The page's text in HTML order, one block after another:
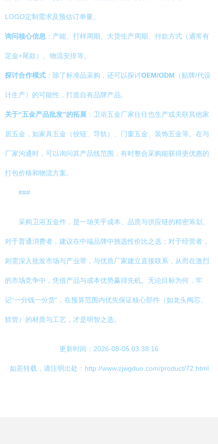
LOGO定制需求及预估订单量。
询问核心信息 ：产能、打样周期、大货生产周期、付款方式（通常有
定金+尾款）、物流安排等。
探讨合作模式 ：除了标准品采购，还可以探讨OEM/ODM （贴牌/代设
计生产）的可能性，打造自有品牌产品。
关于“五金产品批发”的拓展 ：卫浴五金厂家往往也生产或关联其他家
居五金，如家具五金（铰链、导轨）、门窗五金、装饰五金等。在与
厂家沟通时，可以询问其产品线范围，有时整合采购能获得更优惠的
打包价格和物流方案。
###
采购卫浴五金件，是一场关乎成本、品质与供应链的精密筹划。
对于普通消费者，建议在中端品牌中挑选性价比之选；对于经营者，
则需深入批发市场与产业带，与优质厂家建立直接联系，从而在激烈
的市场竞争中，凭借产品与成本优势赢得先机。无论目标为何，牢
记“一分钱一分货”，在预算范围内优先保证核心部件（如龙头阀芯、
软管）的材质与工艺，才是明智之选。
更新时间：2026-08-05 03:38:16
如若转载，请注明出处：http://www.zjwgduo.com/product/72.html